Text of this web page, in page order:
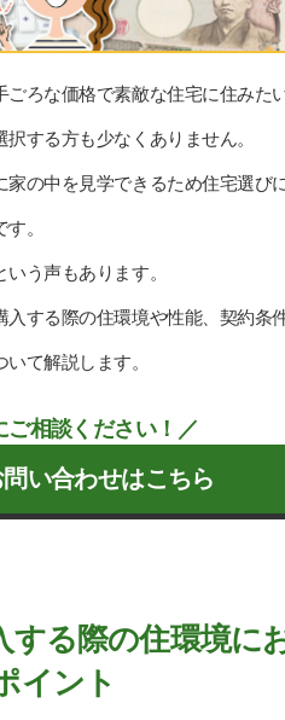
ろな価格で素敵な住宅に住みた
する方も少なくありません。
の中を見学できるため住宅選び
。
う声もあります。
する際の住環境や性能、契約条
て解説します。
ご相談ください！／
い合わせはこちら
する際の住環境に
イント